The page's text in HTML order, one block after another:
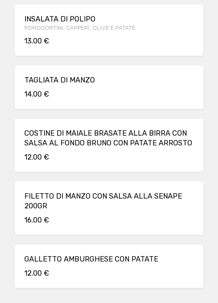
INSALATA DI POLIPO
POMODORTINI, CAPPERI, OLIVE E PATATE
13.00 €
TAGLIATA DI MANZO
14.00 €
COSTINE DI MAIALE BRASATE ALLA BIRRA CON
SALSA AL FONDO BRUNO CON PATATE ARROSTO
12.00 €
FILETTO DI MANZO CON SALSA ALLA SENAPE
200GR
16.00 €
GALLETTO AMBURGHESE CON PATATE
12.00 €